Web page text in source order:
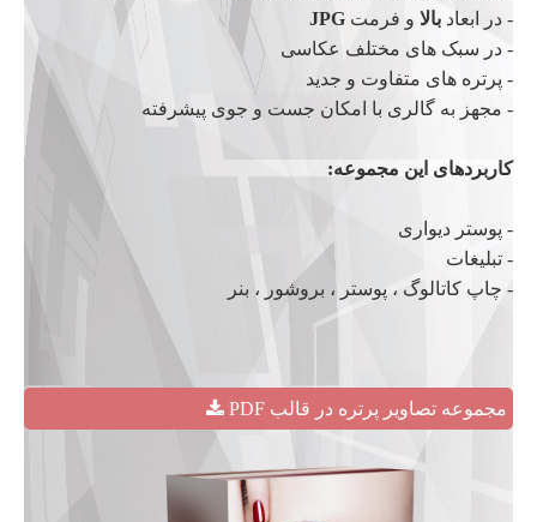
- در ابعاد بالا و فرمت JPG
- در سبک های مختلف عکاسی
- پرتره های متفاوت و جدید
- مجهز به گالری با امکان جست و جوی پیشرفته
کاربردهای این مجموعه:
- پوستر دیواری
- تبلیغات
- چاپ کاتالوگ ، پوستر ، بروشور ، بنر
مجموعه تصاویر پرتره در قالب PDF